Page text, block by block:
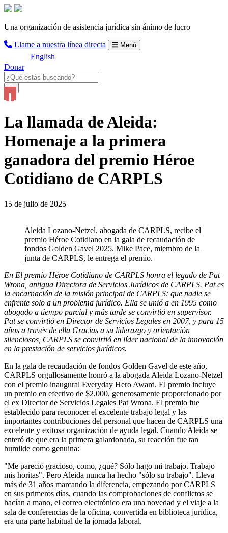
Una organización de asistencia jurídica sin ánimo de lucro
Llame a nuestra línea directa Menú
English
Donar
La llamada de Aleida:
Homenaje a la primera
ganadora del premio Héroe
Cotidiano de CARPLS
15 de julio de 2025
Aleida Lozano-Netzel, abogada de CARPLS, recibe el
premio Héroe Cotidiano en la gala de recaudación de
fondos Golden Gavel 2025. Mike Pace, miembro de la
junta de CARPLS, le entrega el premio.
En El premio Héroe Cotidiano de CARPLS honra el legado de Pat
Wrona, antigua Directora de Servicios Jurídicos de CARPLS. Pat es
la encarnación de la misión principal de CARPLS: que nadie se
enfrente solo a un problema jurídico. Ella se unió a en 1995 como
abogado a tiempo parcial y más tarde se convirtió en supervisor.
Pat se convirtió en Director de Servicios Legales en 2007, y para 15
años a través de ella Gracias a su liderazgo y orientación
silenciosos, CARPLS se convirtió en líder nacional de la innovación
en la prestación de servicios jurídicos.
En la gala de recaudación de fondos Golden Gavel de este año,
CARPLS orgullosamente honró a la abogada Aleida Lozano-Netzel
con el premio inaugural Everyday Hero Award. El premio incluye
un premio en efectivo de $2,000, generosamente proporcionado por
el ex Director de Servicios Legales Pat Wrona. El premio fue
establecido para reconocer el excelente trabajo legal y las
importantes contribuciones del personal que hacen de CARPLS una
excelente y exitosa organización de ayuda legal. Cuando Aleida se
enteró de que era la primera galardonada, su reacción fue tan
humilde como genuina:
"Me pareció gracioso, como, ¿qué? Sólo hago mi trabajo. Trabajo
mis horitas". Pero Aleida nunca ha hecho "sólo su trabajo". Lleva
más de 31 años marcando la diferencia, empezando por CARPLS
en sus primeros días, cuando las comprobaciones de conflictos se
hacían a mano, el correo electrónico era una novedad y el viaje a la
sala de conferencias de la oficina, convertida en biblioteca jurídica,
era una parte habitual de la jornada laboral.